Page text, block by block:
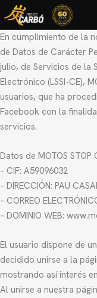
HOME
MOTOS USADAS
QUIÉNES SOMOS?
En cumplimiento de la
de Datos de Carácter
julio, de Servicios de la
Electrónico (LSSI-CE),
usuarios, que ha
Facebook con la
servicios.
Datos de MOTOS STOP
– CIF: A59096032
– DIRECCIÓN: PAU
– CORREO
– DOMINIO WEB:
El usuario dispone de
decidido unirse a la
mostrando así interés
Al unirse a nuestra